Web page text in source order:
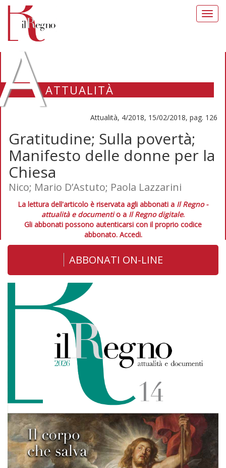
ATTUALITÀ
Attualità, 4/2018, 15/02/2018, pag. 126
Gratitudine; Sulla povertà;
Manifesto delle donne per la
Chiesa
Nico; Mario D’Astuto; Paola Lazzarini
La lettura dell'articolo è riservata agli abbonati a Il Regno -
attualità e documentio a Il Regno digitale.
Gli abbonati possono autenticarsi con il proprio codice
abbonato. Accedi.
ABBONATI ON-LINE